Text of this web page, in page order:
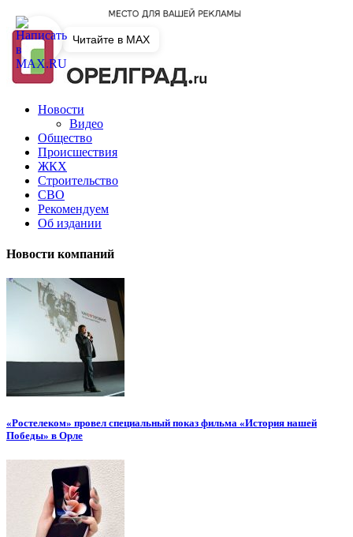
Новости
Видео
Общество
Происшествия
ЖКХ
Строительство
СВО
Рекомендуем
Об издании
Новости компаний
«Ростелеком» провел специальный показ фильма «История нашей
Победы» в Орле
Читайте в MAX